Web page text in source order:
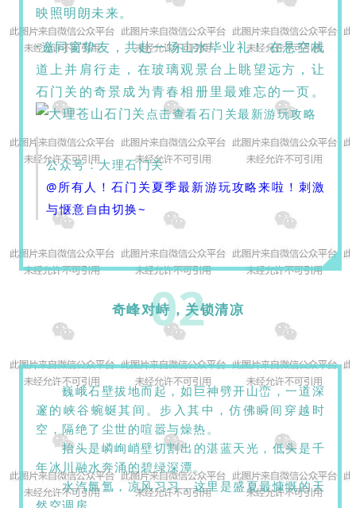
映照明朗未来。
·邀同窗挚友，共赴一场山水毕业礼！ 在悬空栈
道上并肩行走，在玻璃观景台上眺望远方，让
石门关的奇景成为青春相册里最难忘的一页。
点击查看石门关最新游玩攻略
公众号：大理石门关
@所有人！石门关夏季最新游玩攻略来啦！刺激
与惬意自由切换~
02
奇峰对峙，关锁清凉
巍峨石壁拔地而起，如巨神劈开山峦，一道深
邃的峡谷蜿蜒其间。步入其中，仿佛瞬间穿越时
空，隔绝了尘世的喧嚣与燥热。
抬头是嶙峋峭壁切割出的湛蓝天光，低头是千
年冰川融水奔涌的碧绿深潭。
水汽氤氲，凉风习习，这里是盛夏最慷慨的天